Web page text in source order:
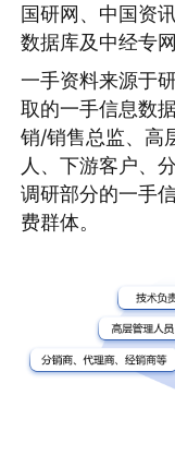
国研网、中国资
数据库及中经专
一手资料来源于
取的一手信息数
销/销售总监、高
人、下游客户、
调研部分的一手
费群体。